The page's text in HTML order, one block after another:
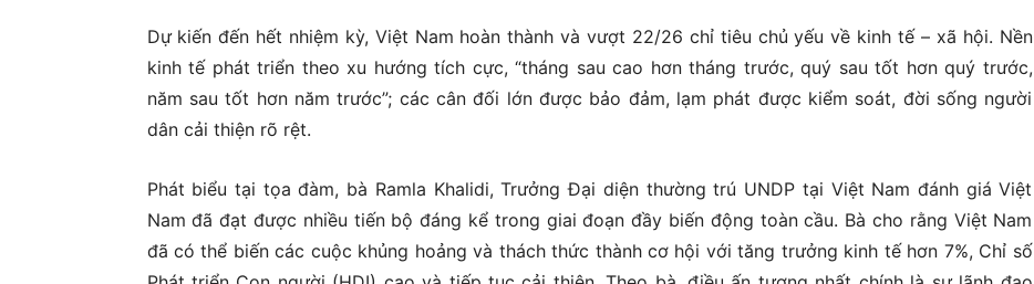
Dự kiến đến hết nhiệm kỳ, Việt Nam hoàn thành và vượt 22/26 chỉ tiêu chủ yếu về kinh tế – xã hội. Nền
kinh tế phát triển theo xu hướng tích cực, “tháng sau cao hơn tháng trước, quý sau tốt hơn quý trước,
năm sau tốt hơn năm trước”; các cân đối lớn được bảo đảm, lạm phát được kiểm soát, đời sống người
dân cải thiện rõ rệt.
Phát biểu tại tọa đàm, bà Ramla Khalidi, Trưởng Đại diện thường trú UNDP tại Việt Nam đánh giá Việt
Nam đã đạt được nhiều tiến bộ đáng kể trong giai đoạn đầy biến động toàn cầu. Bà cho rằng Việt Nam
đã có thể biến các cuộc khủng hoảng và thách thức thành cơ hội với tăng trưởng kinh tế hơn 7%, Chỉ số